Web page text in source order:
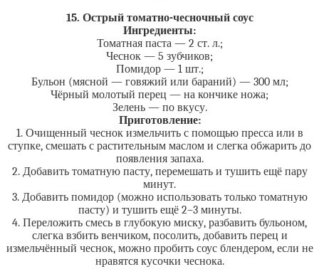
15. Острый томатно-чесночный соус
Ингредиенты:
Томатная паста — 2 ст. л.;
Чеснок — 5 зубчиков;
Помидор — 1 шт.;
Бульон (мясной — говяжий или бараний) — 300 мл;
Чёрный молотый перец — на кончике ножа;
Зелень — по вкусу.
Приготовление:
1. Очищенный чеснок измельчить с помощью пресса или в
ступке, смешать с растительным маслом и слегка обжарить до
появления запаха.
2. Добавить томатную пасту, перемешать и тушить ещё пару
минут.
3. Добавить помидор (можно использовать только томатную
пасту) и тушить ещё 2–3 минуты.
4. Переложить смесь в глубокую миску, разбавить бульоном,
слегка взбить венчиком, посолить, добавить перец и
измельчённый чеснок, можно пробить соус блендером, если не
нравятся кусочки чеснока.